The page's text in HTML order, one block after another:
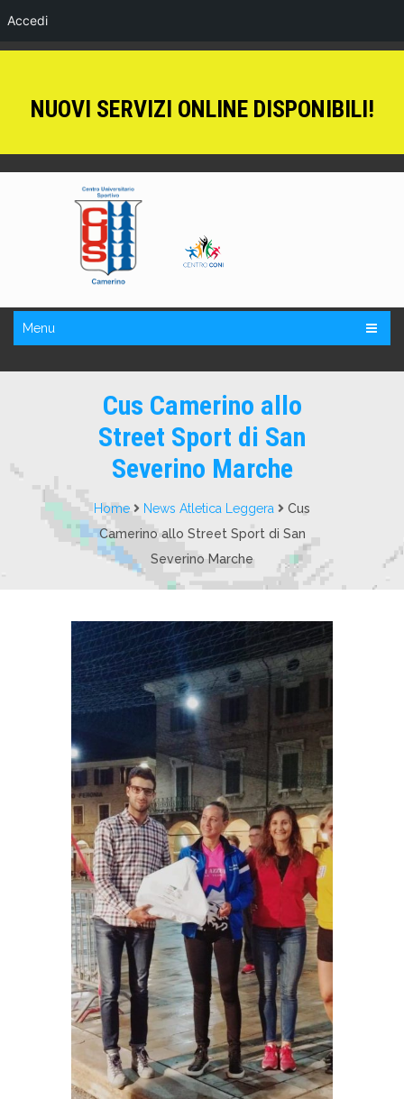
Accedi
NUOVI SERVIZI ONLINE DISPONIBILI!
Menu
Cus Camerino allo
Street Sport di San
Severino Marche
Home News Atletica Leggera
Cus
Camerino allo Street Sport di San
Severino Marche